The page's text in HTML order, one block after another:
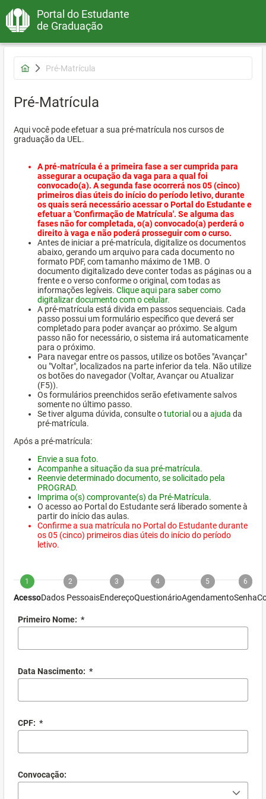
Portal do Estudante
de Graduação
Pré-Matrícula
Pré-Matrícula
Aqui você pode efetuar a sua pré-matrícula nos cursos de
graduação da UEL.
A pré-matrícula é a primeira fase a ser cumprida para
assegurar a ocupação da vaga para a qual foi
convocado(a). A segunda fase ocorrerá nos 05 (cinco)
primeiros dias úteis do início do período letivo, durante
os quais será necessário acessar o Portal do Estudante e
efetuar a 'Confirmação de Matrícula'. Se alguma das
fases não for completada, o(a) convocado(a) perderá o
direito à vaga e não poderá prosseguir com o curso.
Antes de iniciar a pré-matrícula, digitalize os documentos
abaixo, gerando um arquivo para cada documento no
formato PDF, com tamanho máximo de 1MB. O
documento digitalizado deve conter todas as páginas ou a
frente e o verso conforme o original, com todas as
informações legíveis. Clique aqui para saber como
digitalizar documento com o celular.
A pré-matrícula está divida em passos sequenciais. Cada
passo possui um formulário específico que deverá ser
completado para poder avançar ao próximo. Se algum
passo não for necessário, o sistema irá automaticamente
para o próximo.
Para navegar entre os passos, utilize os botões "Avançar"
ou "Voltar", localizados na parte inferior da tela. Não utilize
os botões do navegador (Voltar, Avançar ou Atualizar
(F5)).
Os formulários preenchidos serão efetivamente salvos
somente no último passo.
Se tiver alguma dúvida, consulte otutorial ou a ajuda da
pré-matrícula.
Após a pré-matrícula:
Envie a sua foto.
Acompanhe a situação da sua pré-matrícula.
Reenvie determinado documento, se solicitado pela
PROGRAD.
Imprima o(s) comprovante(s) da Pré-Matrícula.
O acesso ao Portal do Estudante será liberado somente à
partir do início das aulas.
Confirme a sua matrícula no Portal do Estudante durante
os 05 (cinco) primeiros dias úteis do início do período
letivo.
1
Acesso
2
Dados Pessoais
3
Endereço
4
Questionário
5
Agendamento
6
Senha
Primeiro Nome: *
Data Nascimento: *
CPF: *
Convocação: